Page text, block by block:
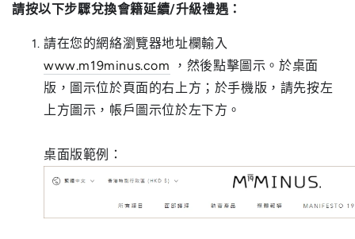
請按以下步驟兌換會籍延續/升級禮遇：
請在您的網絡瀏覽器地址欄輸入
www.m19minus.com ，然後點擊圖示。於桌面
版，圖示位於頁面的右上方；於手機版，請先按左
上方圖示，帳戶圖示位於左下方。
桌面版範例：